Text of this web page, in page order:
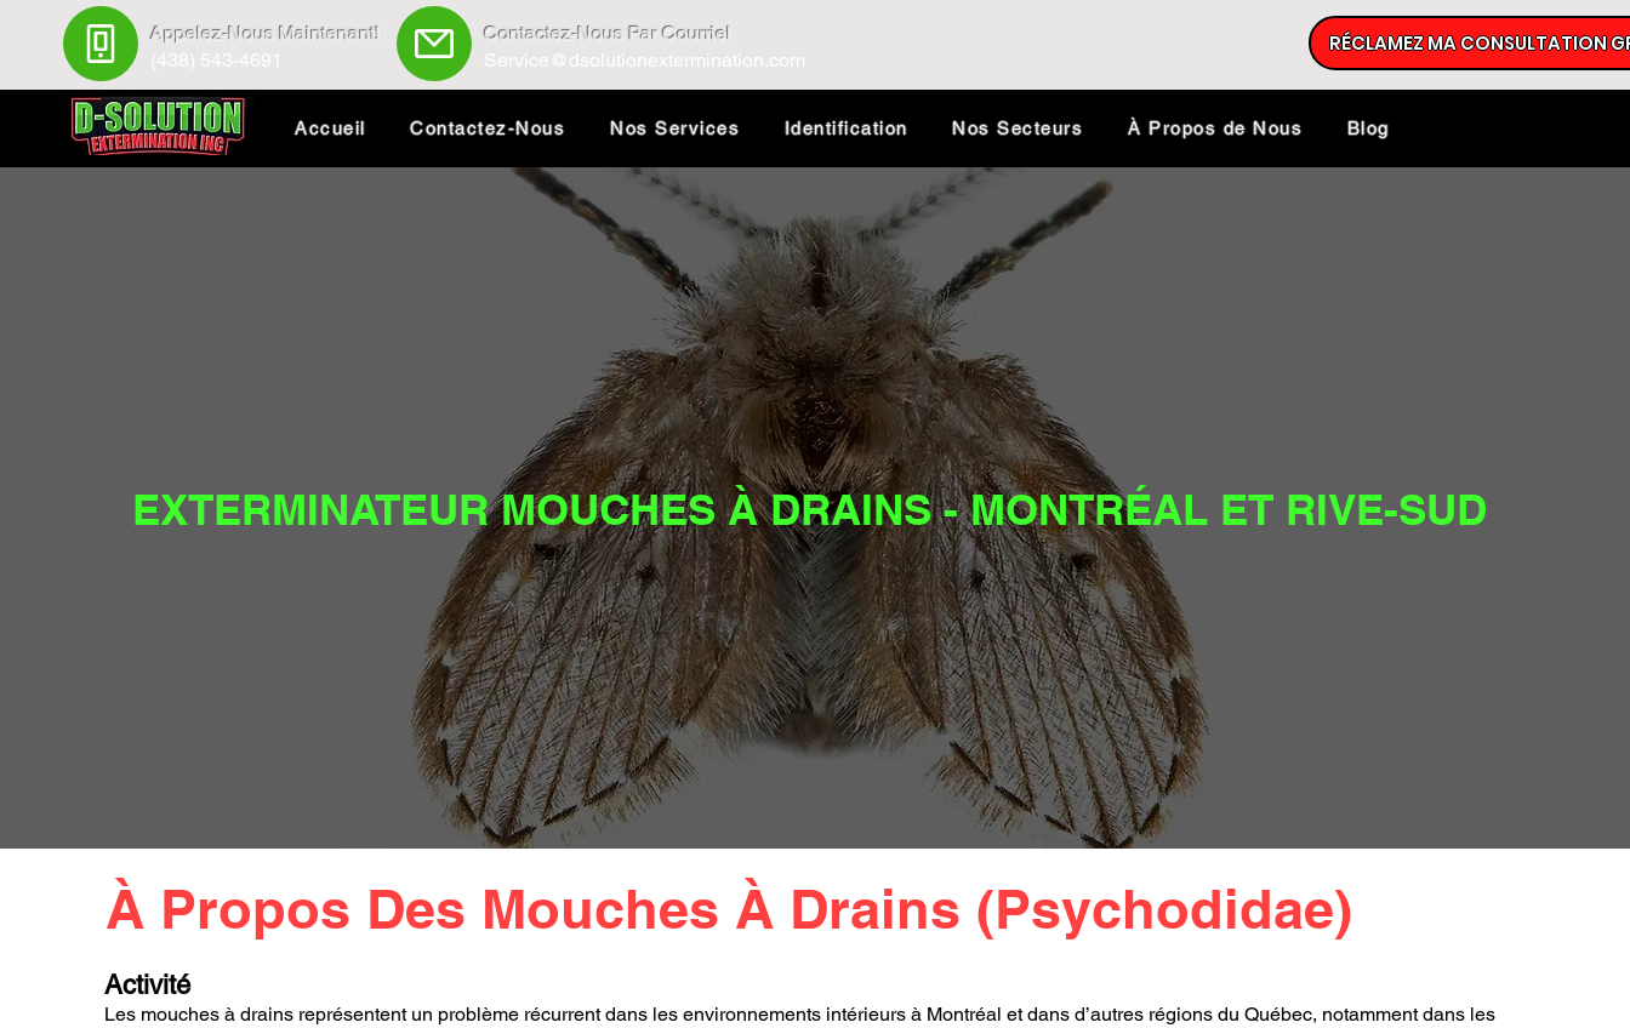
Appelez-Nous Maintenant!
(438) 543-4691
Contactez-Nous Par Courriel
Service@dsolutionextermination.com
RÉCLAMEZ MA CONSULTATION
Accueil Contactez-Nous Nos Services Identification Nos Secteurs À Propos de Nous Blog
EXTERMINATEUR MOUCHES À DRAINS - MONTRÉAL ET RIVE-SUD
À Propos Des Mouches À Drains (Psychodidae)
Activité
Les mouches à drains représentent un problème récurrent dans les environnements intérieurs à Montréal et dans d’autres régions du Québec, notamment dans les